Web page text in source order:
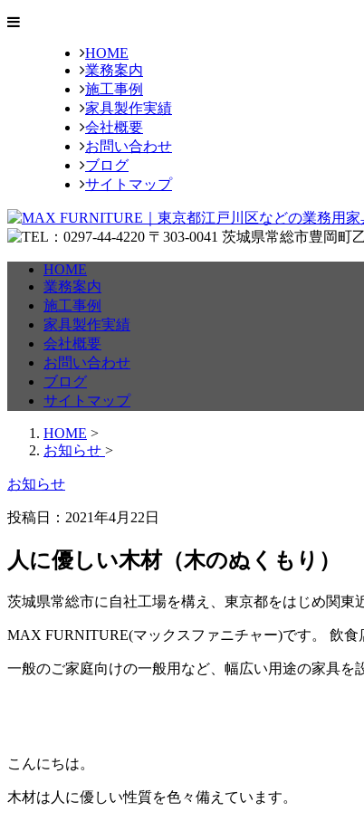
HOME
業務案内
施工事例
家具製作実績
会社概要
お問い合わせ
ブログ
サイトマップ
HOME
業務案内
施工事例
家具製作実績
会社概要
お問い合わせ
ブログ
サイトマップ
HOME >
お知らせ >
お知らせ
投稿日： 2021年4月22日
人に優しい木材（木のぬくもり）
茨城県常総市に自社工場を構え、東京都をはじめ関東
MAX FURNITURE(マックスファニチャー)です。 飲食
一般のご家庭向けの一般用など、幅広い用途の家具を
こんにちは。
木材は人に優しい性質を色々備えています。